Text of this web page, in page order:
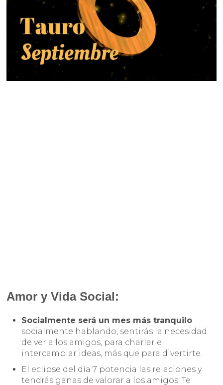
Amor y Vida Social:
Socialmente será un mes más tranquilo
socialmente hablando, sentirás la necesidad
de ver a los amigos, para charlar e
intercambiar ideas, más que para divertirte.
El eclipse del día 7 potencia las relaciones y
tendrás ganas de valorar a los amigos. Te